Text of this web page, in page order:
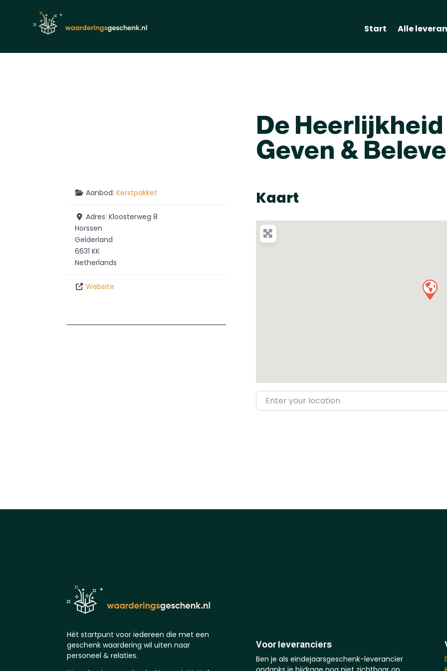
Start Alle
De
Geven &
Aanbod: Kerstpakket
Adres: Kloosterweg 8
Horssen
Gelderland
6631 KK
Netherlands
Website
Kaart
Enter your location
Hét startpunt voor iedereen die met een
geschenk waardering wil uiten naar
personeel & relaties.
Voor leveranciers
Ben je als eindejaarsgeschenk-leverancier